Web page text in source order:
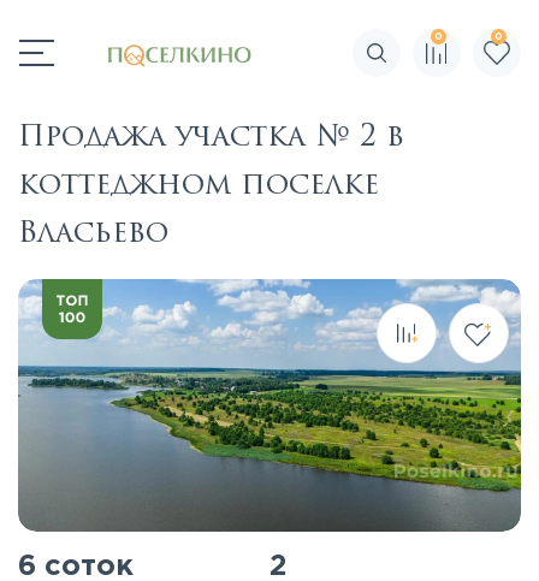
Поиск по сайту
0 0
Продажа участка № 2 в
коттеджном поселке
Власьево
6 соток 2